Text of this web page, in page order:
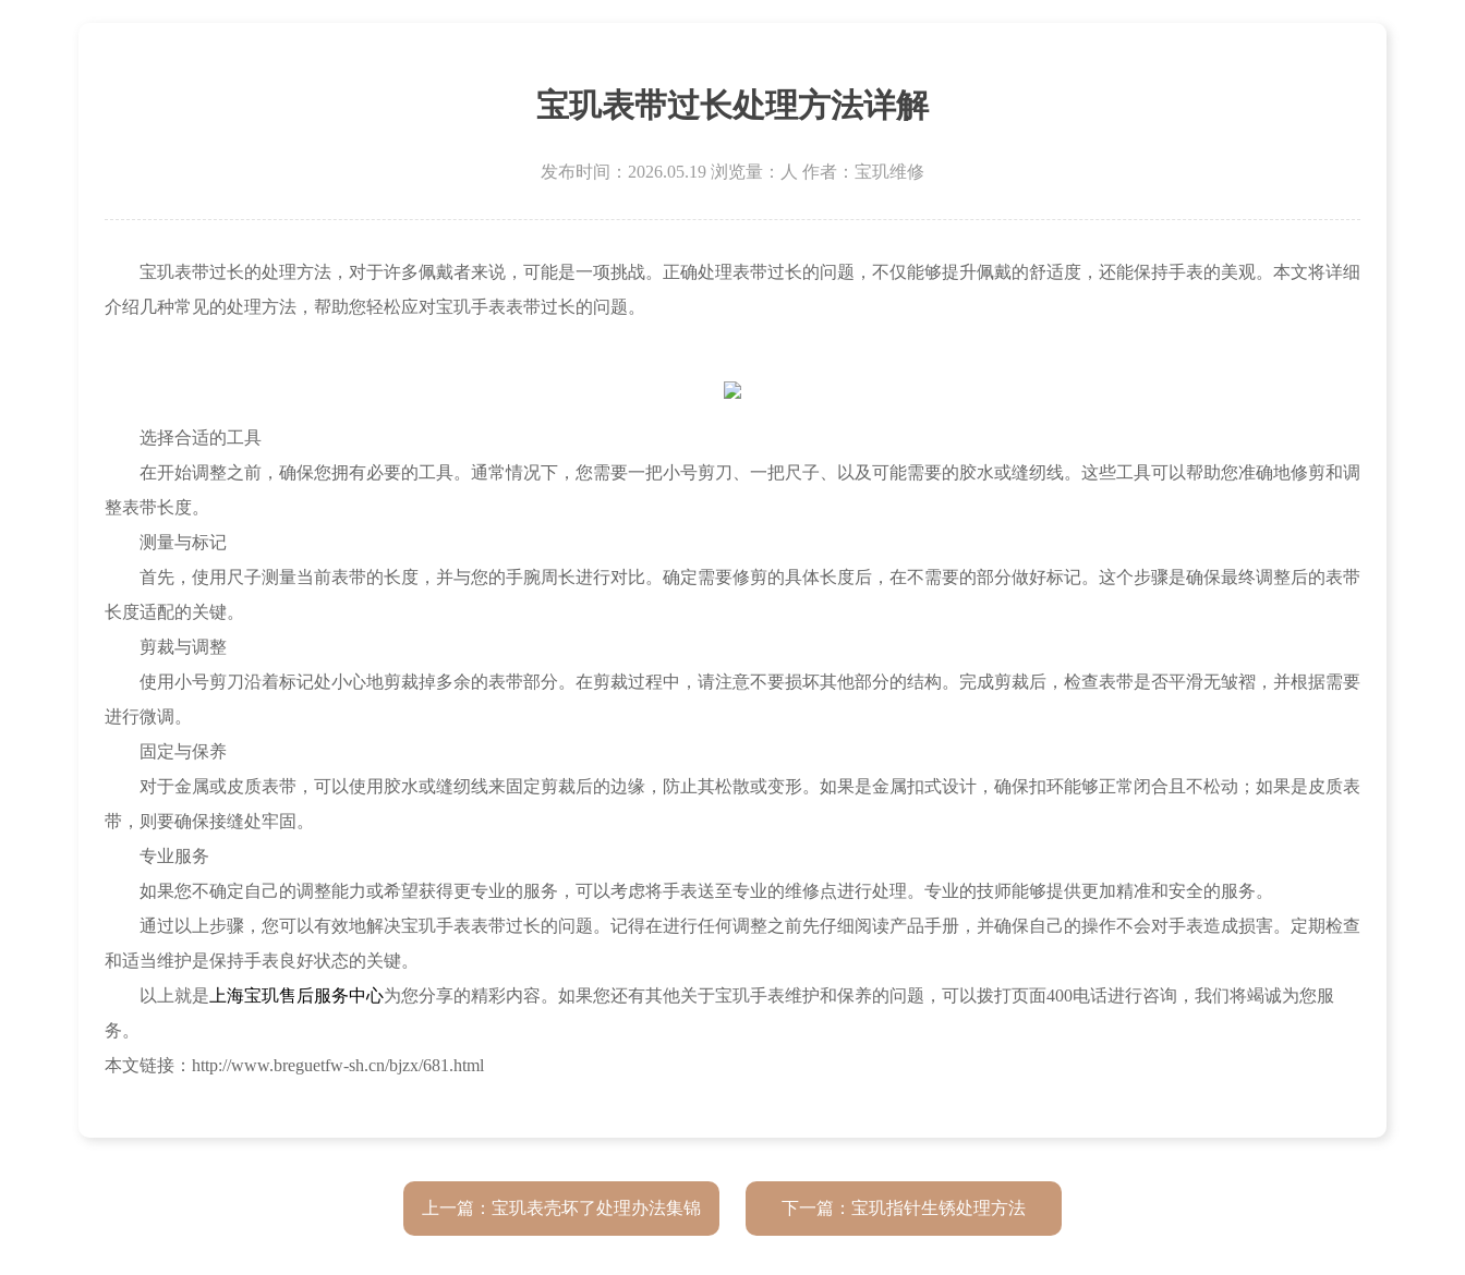
宝玑表带过长处理方法详解
发布时间：2026.05.19 浏览量： 人 作者：宝玑维修
宝玑表带过长的处理方法，对于许多佩戴者来说，可能是一项挑战。正确处理表带过长的问题，不仅能够提升佩戴的舒适度，还能保持手表的美观。本文将详细
介绍几种常见的处理方法，帮助您轻松应对宝玑手表表带过长的问题。
选择合适的工具
在开始调整之前，确保您拥有必要的工具。通常情况下，您需要一把小号剪刀、一把尺子、以及可能需要的胶水或缝纫线。这些工具可以帮助您准确地修剪和调
整表带长度。
测量与标记
首先，使用尺子测量当前表带的长度，并与您的手腕周长进行对比。确定需要修剪的具体长度后，在不需要的部分做好标记。这个步骤是确保最终调整后的表带
长度适配的关键。
剪裁与调整
使用小号剪刀沿着标记处小心地剪裁掉多余的表带部分。在剪裁过程中，请注意不要损坏其他部分的结构。完成剪裁后，检查表带是否平滑无皱褶，并根据需要
进行微调。
固定与保养
对于金属或皮质表带，可以使用胶水或缝纫线来固定剪裁后的边缘，防止其松散或变形。如果是金属扣式设计，确保扣环能够正常闭合且不松动；如果是皮质表
带，则要确保接缝处牢固。
专业服务
如果您不确定自己的调整能力或希望获得更专业的服务，可以考虑将手表送至专业的维修点进行处理。专业的技师能够提供更加精准和安全的服务。
通过以上步骤，您可以有效地解决宝玑手表表带过长的问题。记得在进行任何调整之前先仔细阅读产品手册，并确保自己的操作不会对手表造成损害。定期检查
和适当维护是保持手表良好状态的关键。
以上就是 上海宝玑售后服务中心为您分享的精彩内容。如果您还有其他关于宝玑手表维护和保养的问题，可以拨打页面400电话进行咨询，我们将竭诚为您服
务。
本文链接：http://www.breguetfw-sh.cn/bjzx/681.html
上一篇： 宝玑表壳坏了处理办法集锦 下一篇：宝玑指针生锈处理方法